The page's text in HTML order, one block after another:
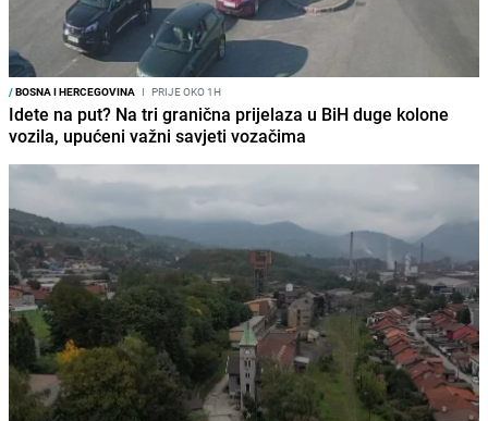
/BOSNA I HERCEGOVINA I PRIJE OKO 1H
Idete na put? Na tri granična prijelaza u BiH duge kolone
vozila, upućeni važni savjeti vozačima